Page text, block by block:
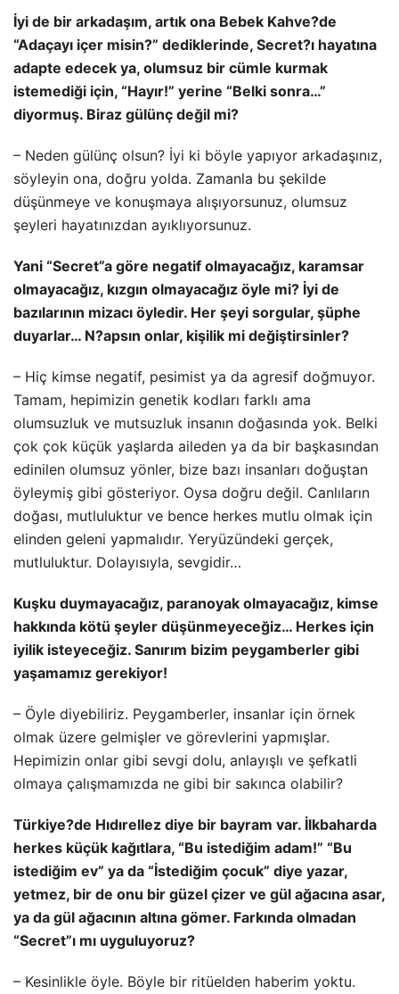
İyi de bir arkadaşım, artık ona Bebek Kahve?de
“Adaçayı içer misin?” dediklerinde, Secret?ı hayatına
adapte edecek ya, olumsuz bir cümle kurmak
istemediği için, “Hayır!” yerine “Belki sonra…”
diyormuş. Biraz gülünç değil mi?
– Neden gülünç olsun? İyi ki böyle yapıyor arkadaşınız,
söyleyin ona, doğru yolda. Zamanla bu şekilde
düşünmeye ve konuşmaya alışıyorsunuz, olumsuz
şeyleri hayatınızdan ayıklıyorsunuz.
Yani “Secret”a göre negatif olmayacağız, karamsar
olmayacağız, kızgın olmayacağız öyle mi? İyi de
bazılarının mizacı öyledir. Her şeyi sorgular, şüphe
duyarlar… N?apsın onlar, kişilik mi değiştirsinler?
– Hiç kimse negatif, pesimist ya da agresif doğmuyor.
Tamam, hepimizin genetik kodları farklı ama
olumsuzluk ve mutsuzluk insanın doğasında yok. Belki
çok çok küçük yaşlarda aileden ya da bir başkasından
edinilen olumsuz yönler, bize bazı insanları doğuştan
öyleymiş gibi gösteriyor. Oysa doğru değil. Canlıların
doğası, mutluluktur ve bence herkes mutlu olmak için
elinden geleni yapmalıdır. Yeryüzündeki gerçek,
mutluluktur. Dolayısıyla, sevgidir…
Kuşku duymayacağız, paranoyak olmayacağız, kimse
hakkında kötü şeyler düşünmeyeceğiz… Herkes için
iyilik isteyeceğiz. Sanırım bizim peygamberler gibi
yaşamamız gerekiyor!
– Öyle diyebiliriz. Peygamberler, insanlar için örnek
olmak üzere gelmişler ve görevlerini yapmışlar.
Hepimizin onlar gibi sevgi dolu, anlayışlı ve şefkatli
olmaya çalışmamızda ne gibi bir sakınca olabilir?
Türkiye?de Hıdırellez diye bir bayram var. İlkbaharda
herkes küçük kağıtlara, “Bu istediğim adam!” “Bu
istediğim ev” ya da “İstediğim çocuk” diye yazar,
yetmez, bir de onu bir güzel çizer ve gül ağacına asar,
ya da gül ağacının altına gömer. Farkında olmadan
“Secret”ı mı uyguluyoruz?
– Kesinlikle öyle. Böyle bir ritüelden haberim yoktu.